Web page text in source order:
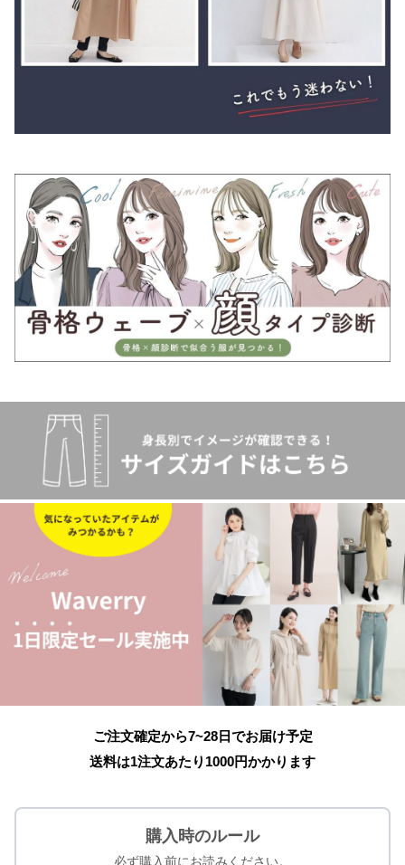
ご注文確定から7~28日でお届け予定
送料は1注文あたり 1000円かかります
購入時のルール
必ず購入前にお読みください。